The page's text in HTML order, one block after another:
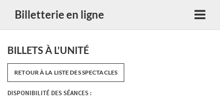
Billetterie en ligne
BILLETS À L'UNITÉ
RETOUR À LA LISTE DES SPECTACLES
DISPONIBILITÉ DES SÉANCES :